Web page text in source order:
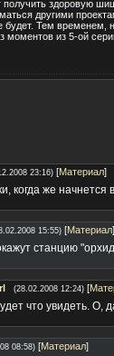
получить здоровую
другими
будет. Тем
моментов из 5-ой
23:16)[Материал]
когда же начнется
15:55)[Материал]
станцию
(28.02.2008 12:24)[
что увидеть. О,
08:58)[Материал]